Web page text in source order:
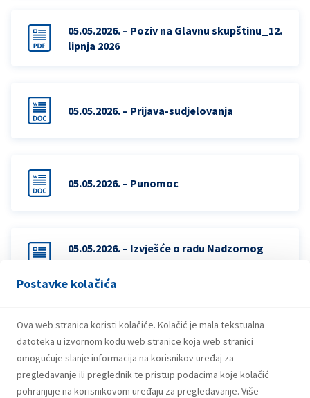
Postavke kolačića
Ova web stranica koristi kolačiće. Kolačić je mala tekstualna
datoteka u izvornom kodu web stranice koja web stranici
omogućuje slanje informacija na korisnikov uređaj za
pregledavanje ili preglednik te pristup podacima koje kolačić
pohranjuje na korisnikovom uređaju za pregledavanje. Više
05.05.2026. – Poziv na Glavnu skupštinu_12.
lipnja 2026
05.05.2026. – Prijava-sudjelovanja
05.05.2026. – Punomoc
05.05.2026. – Izvješće o radu Nadzornog
odbora 2025
05.05.2026. – 12.06.2026. – Odluka o
odobrenju Izvješća o primicima Uprave i
Nadzornog odbora za 2025. godinu